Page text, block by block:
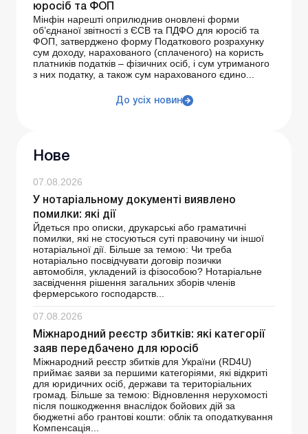
юросіб та ФОП
Мінфін нарешті оприлюднив оновлені форми
об’єднаної звітності з ЄСВ та ПДФО для юросіб та
ФОП, затверджено форму Податкового розрахунку
сум доходу, нарахованого (сплаченого) на користь
платників податків – фізичних осіб, і сум утриманого
з них податку, а також сум нарахованого єдино...
До усіх новин
Нове
07.08.2026
У нотаріальному документі виявлено
помилки: які дії
Йдеться про описки, друкарські або граматичні
помилки, які не стосуються суті правочину чи іншої
нотаріальної дії. Більше за темою: Чи треба
нотаріально посвідчувати договір позички
автомобіля, укладений із фізособою? Нотаріальне
засвідчення рішення загальних зборів членів
фермерського господарств...
07.08.2026
Міжнародний реєстр збитків: які категорії
заяв передбачено для юросіб
Міжнародний реєстр збитків для України (RD4U)
приймає заяви за першими категоріями, які відкриті
для юридичних осіб, держави та територіальних
громад. Більше за темою: Відновлення нерухомості
після пошкодження внаслідок бойових дій за
бюджетні або грантові кошти: облік та оподаткування
Компенсація...